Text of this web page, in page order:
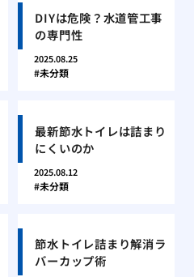
DIYは危険？水道管工事
の専門性
2025.08.25
未分類
最新節水トイレは詰まり
にくいのか
2025.08.12
未分類
節水トイレ詰まり解消ラ
バーカップ術